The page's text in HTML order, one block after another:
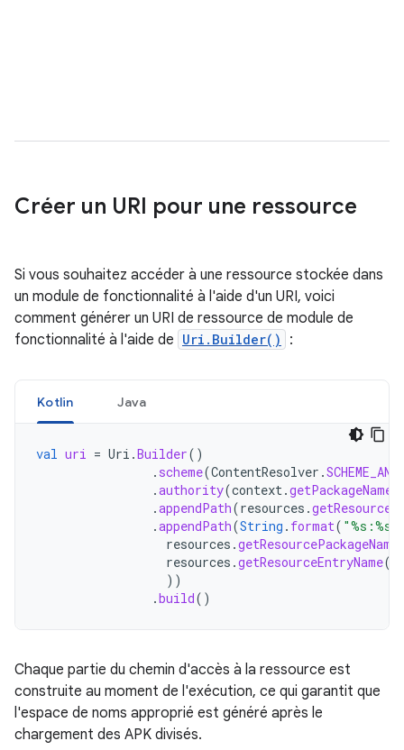
Créer un URI pour une ressource
Si vous souhaitez accéder à une ressource stockée dans
un module de fonctionnalité à l'aide d'un URI, voici
comment générer un URI de ressource de module de
fonctionnalité à l'aide de Uri.Builder() :
Kotlin Java
val uri = Uri .Builder()
. scheme(ContentResolver .
.authority(context.getPackageName
.appendPath(resources .
.appendPath(String . format( "%s:%s"
resources .getResourcePackageName
resources .getResourceEntryName(
))
.build()
Chaque partie du chemin d'accès à la ressource est
construite au moment de l'exécution, ce qui garantit que
l'espace de noms approprié est généré après le
chargement des APK divisés.